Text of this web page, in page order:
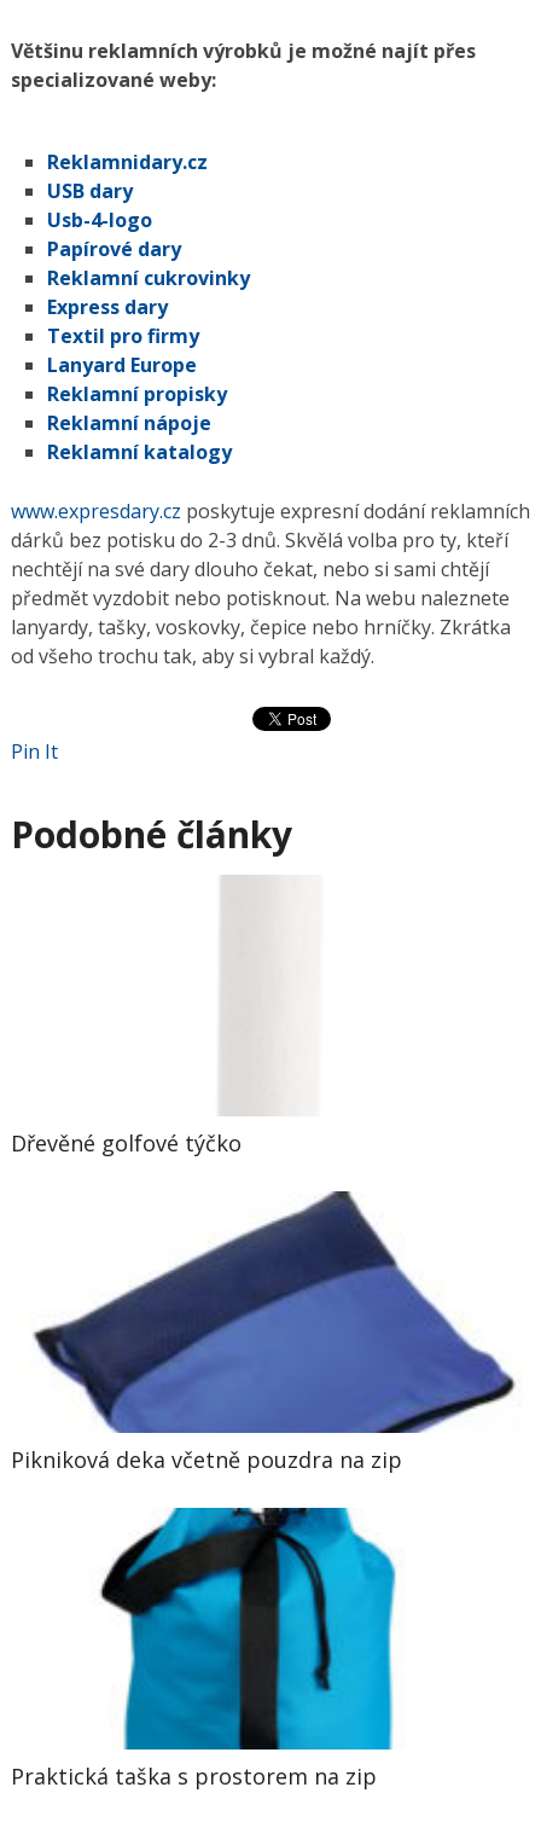
Většinu reklamních výrobků je možné najít přes
specializované weby:
Reklamnidary.cz
USB dary
Usb-4-logo
Papírové dary
Reklamní cukrovinky
Express dary
Textil pro firmy
Lanyard Europe
Reklamní propisky
Reklamní nápoje
Reklamní katalogy
www.expresdary.cz poskytuje expresní dodání reklamních
dárků bez potisku do 2-3 dnů. Skvělá volba pro ty, kteří
nechtějí na své dary dlouho čekat, nebo si sami chtějí
předmět vyzdobit nebo potisknout. Na webu naleznete
lanyardy, tašky, voskovky, čepice nebo hrníčky. Zkrátka
od všeho trochu tak, aby si vybral každý.
Pin It
Podobné články
Dřevěné golfové týčko
Pikniková deka včetně pouzdra na zip
Praktická taška s prostorem na zip